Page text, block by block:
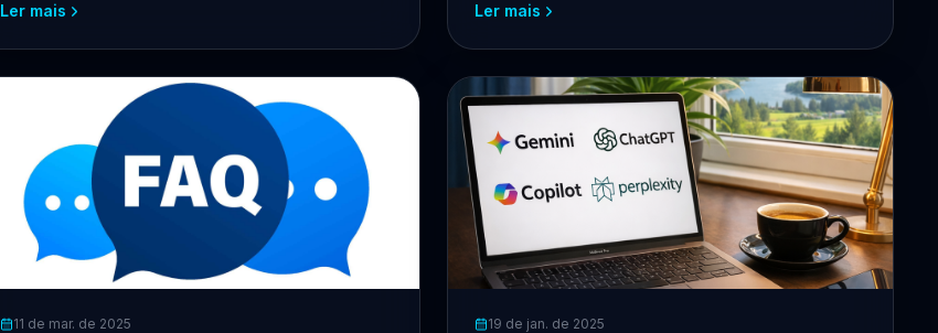
Ler mais
Ler mais
11 de mar. de 2025 19 de jan. de 2025